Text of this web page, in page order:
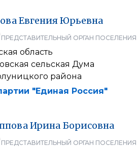
ЕвгенияЮрьевна
ПРЕДСТАВИТЕЛЬНЫЙ ОРГАН ПОСЕЛЕНИЯ
область
сельская Дума
района
"Единая Россия"
Ирина Борисовна
ПРЕДСТАВИТЕЛЬНЫЙ ОРГАН ПОСЕЛЕНИЯ